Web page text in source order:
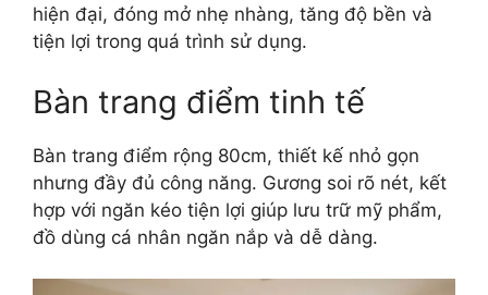
hiện đại, đóng mở nhẹ nhàng, tăng độ bền và
tiện lợi trong quá trình sử dụng.
Bàn trang điểm tinh tế
Bàn trang điểm rộng 80cm, thiết kế nhỏ gọn
nhưng đầy đủ công năng. Gương soi rõ nét, kết
hợp với ngăn kéo tiện lợi giúp lưu trữ mỹ phẩm,
đồ dùng cá nhân ngăn nắp và dễ dàng.